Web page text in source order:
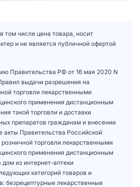
том числе цена товара, носит
и не является публичной офертой
Правительства РФ от 16 мая 2020 N
выдачи разрешения на
торговли лекарственными
применения дистанционным
такой торговли и доставки
препаратов гражданам и внесении
акты Правительства Российской
торговли лекарственными
применения дистанционным
из интернет-аптеки
категорий товаров и
безрецептурные лекарственные